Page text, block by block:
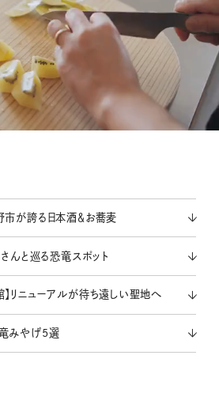
市が誇る日本酒＆お蕎麦
さんと巡る恐竜スポット
リニューアルが待ち遠しい聖地へ
みやげ5選